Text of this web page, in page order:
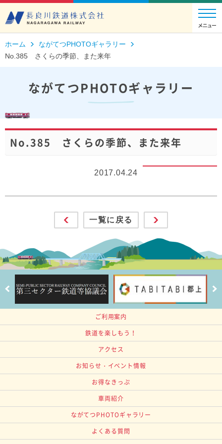
ホーム
ながてつPHOTOギャラリー
No.385 さくらの季節、また来年
ながてつPHOTOギャラリー
No.385 さくらの季節、また来年
2017.04.24
一覧に戻る
ご利用案内
鉄道を楽しもう！
アクセス
お知らせ・イベント情報
お得なきっぷ
車両紹介
ながてつPHOTOギャラリー
よくある質問